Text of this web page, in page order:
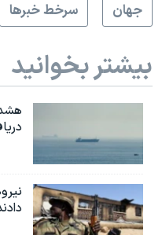
جهان
سرخط خبرها
بیشتر بخوانید